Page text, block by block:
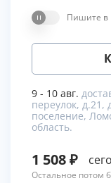
Пишите в
9 - 10 авг.
переулок, д.21,
поселение,
область.
1 508
Остальное потом